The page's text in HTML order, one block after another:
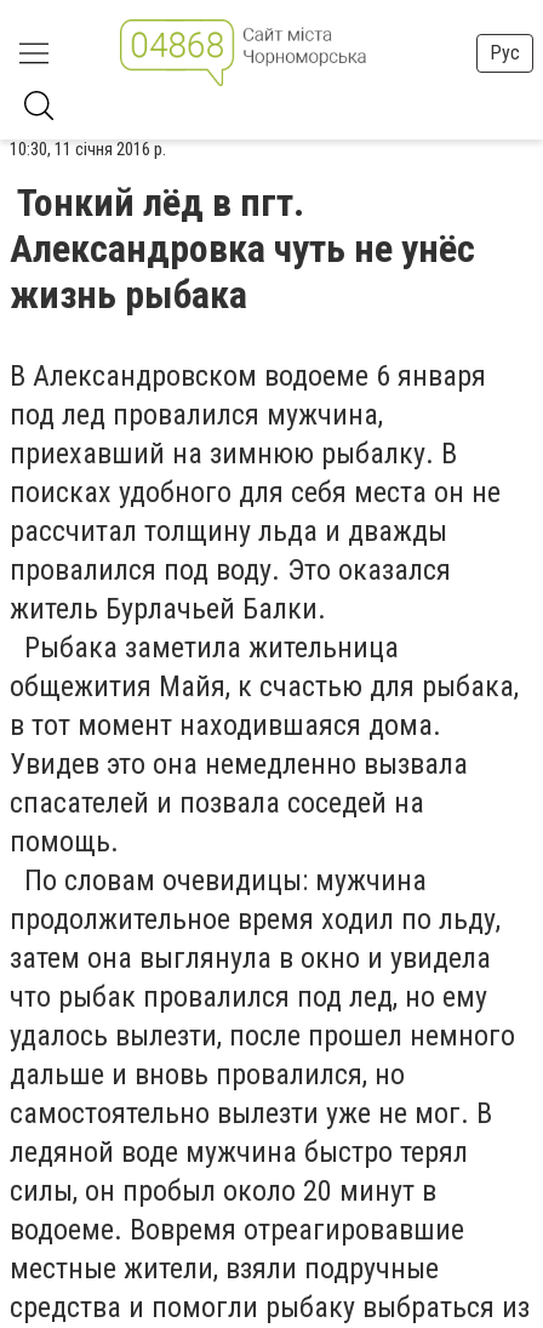
Рус
10:30, 11 січня 2016 р.
Тонкий лёд в пгт.
Александровка чуть не унёс
жизнь рыбака
В Александровском водоеме 6 января
под лед провалился мужчина,
приехавший на зимнюю рыбалку. В
поисках удобного для себя места он не
рассчитал толщину льда и дважды
провалился под воду. Это оказался
житель Бурлачьей Балки.
Рыбака заметила жительница
общежития Майя, к счастью для рыбака,
в тот момент находившаяся дома.
Увидев это она немедленно вызвала
спасателей и позвала соседей на
помощь.
По словам очевидицы: мужчина
продолжительное время ходил по льду,
затем она выглянула в окно и увидела
что рыбак провалился под лед, но ему
удалось вылезти, после прошел немного
дальше и вновь провалился, но
самостоятельно вылезти уже не мог. В
ледяной воде мужчина быстро терял
силы, он пробыл около 20 минут в
водоеме. Вовремя отреагировавшие
местные жители, взяли подручные
средства и помогли рыбаку выбраться из